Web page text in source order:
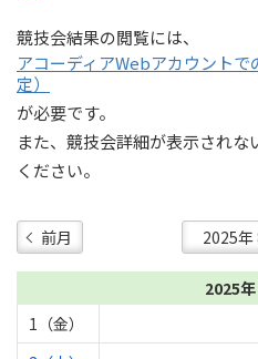
競技会結果の閲覧には、
アコーディアWebアカウント
定）
が必要です。
また、競技会詳細が表示され
ください。
前月
2025
1（金）